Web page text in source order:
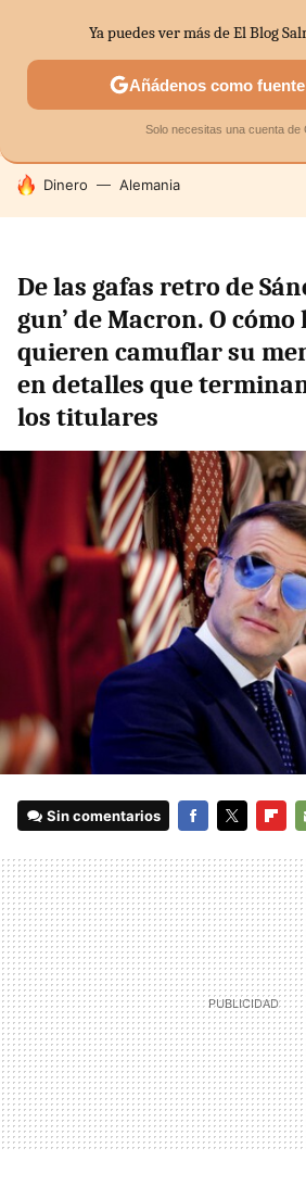
SECTORES ECONOMÍA DOMÉSTICA
HOY SE HABLA DE
Dinero Alemania
De las gafas retro de
gun’ de Macron. O
quieren camuflar su
en detalles que
los titulares
Sin comentarios
Ya puedes ver más de El Blog
Añádenos como
Solo necesitas una cuenta de